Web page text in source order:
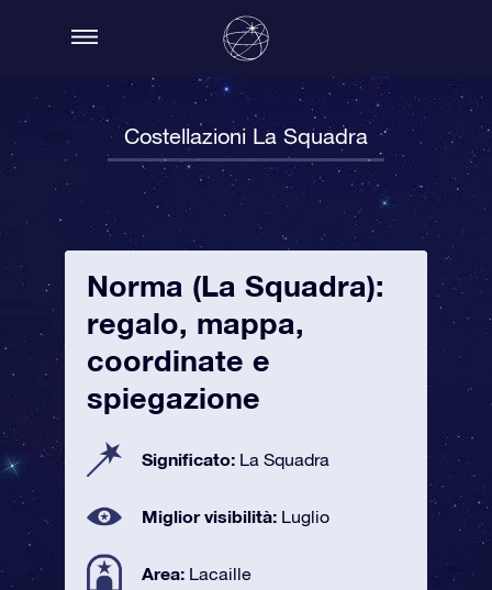
Costellazioni La Squadra
Norma (La Squadra):
regalo, mappa,
coordinate e
spiegazione
Significato: La Squadra
Miglior visibilità: Luglio
Area: Lacaille